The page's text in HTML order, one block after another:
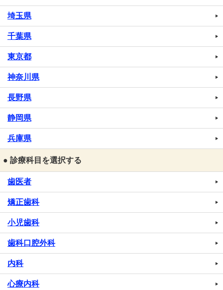
埼玉県
千葉県
東京都
神奈川県
長野県
静岡県
兵庫県
● 診療科目を選択する
歯医者
矯正歯科
小児歯科
歯科口腔外科
内科
心療内科